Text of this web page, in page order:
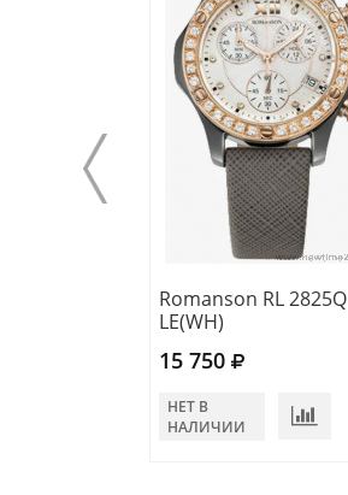
Romanson RL 2825Q
LE(WH)
15 750
НЕТ В
НАЛИЧИИ